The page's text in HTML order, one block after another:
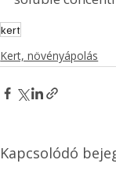
kert
Kert, növényápolás
Kapcsolódó